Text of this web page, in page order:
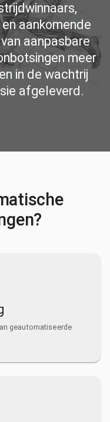
aankomende
aanpasbare
meer
in de wachtrij
afgeleverd.
geautomatiseerde